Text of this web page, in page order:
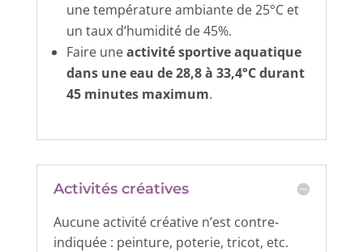
une température ambiante de 25°C et
un taux d’humidité de 45%.
Faire uneactivité sportive aquatique
dans une eau de 28,8 à 33,4°C durant
45 minutes maximum.
Activités créatives
Aucune activité créative n’est contre-
indiquée : peinture, poterie, tricot, etc.